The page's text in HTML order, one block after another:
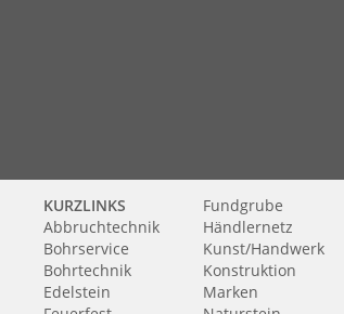
KURZLINKS
Abbruchtechnik
Bohrservice
Bohrtechnik
Edelstein
Fundgrube
Händlernetz
Kunst/Handwerk
Konstruktion
Marken